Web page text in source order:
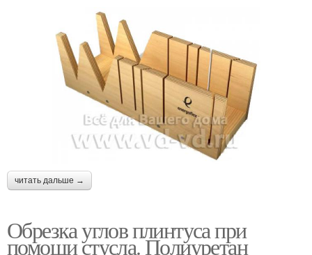
читать дальше →
Обрезка углов плинтуса при
помощи стусла. Полиуретан